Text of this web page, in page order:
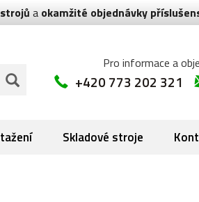
a okamžité objednávky
Pro informace a
+420 773 202 321
Skladové stroje